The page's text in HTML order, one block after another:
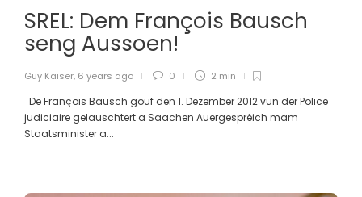
SREL: Dem François Bausch
seng Aussoen!
Guy Kaiser, 6 years ago 0 2 min
De François Bausch gouf den 1. Dezember 2012 vun der Police
judiciaire gelauschtert a Saachen Auergespréich mam
Staatsminister a...